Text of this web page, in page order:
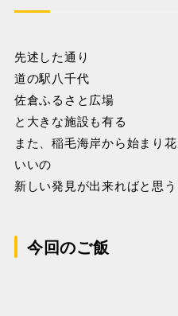
先述した通り
道の駅八千代
佐倉ふるさと広場
と大きな施設も有る
また、稲毛海岸から始まり
いいの
新しい発見が出来ればと思う
今回のご飯